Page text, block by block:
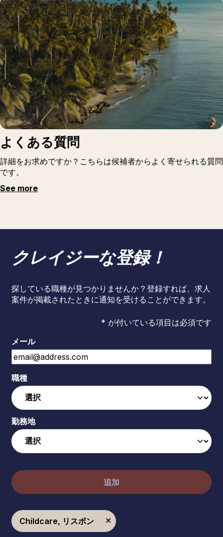
よくある質問
詳細をお求めですか？こちらは候補者からよく寄せられる質問
です。
See more
クレイジーな登録！
探している職種が見つかりませんか？登録すれば、求人
案件が掲載されたときに通知を受けることができます。
* が付いている項目は必須です
メール
職種
勤務地
追加
Childcare, リスボン